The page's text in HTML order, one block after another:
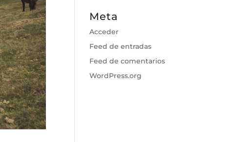
Meta
Acceder
Feed de entradas
Feed de comentarios
WordPress.org